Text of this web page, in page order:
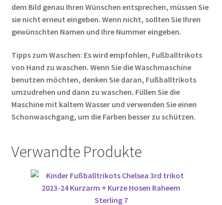
dem Bild genau Ihren Wünschen entsprechen, müssen Sie
sie nicht erneut eingeben. Wenn nicht, sollten Sie Ihren
gewünschten Namen und Ihre Nummer eingeben.
Tipps zum Waschen: Es wird empfohlen, Fußballtrikots
von Hand zu waschen. Wenn Sie die Waschmaschine
benutzen möchten, denken Sie daran, Fußballtrikots
umzudrehen und dann zu waschen. Füllen Sie die
Maschine mit kaltem Wasser und verwenden Sie einen
Schonwaschgang, um die Farben besser zu schützen.
Verwandte Produkte